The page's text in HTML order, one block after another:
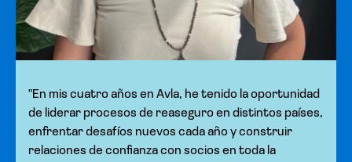
"En mis cuatro años en Avla, he tenido la oportunidad
de liderar procesos de reaseguro en distintos países,
enfrentar desafíos nuevos cada año y construir
relaciones de confianza con socios en toda la